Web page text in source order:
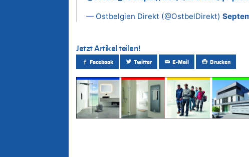
— Ostbelgien Direkt (@OstbelDirekt)
Jetzt Artikel teilen!
Facebook Twitter E-Mail Drucken